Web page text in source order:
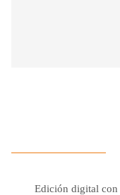
Edición digital